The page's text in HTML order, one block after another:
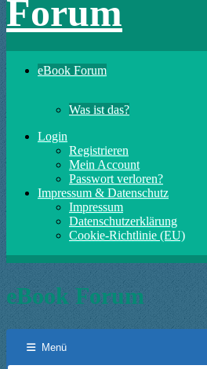
Forum
eBook Forum
Was ist das?
Login
Registrieren
Mein Account
Passwort verloren?
Impressum & Datenschutz
Impressum
Datenschutzerklärung
Cookie-Richtlinie (EU)
eBook Forum
Menü